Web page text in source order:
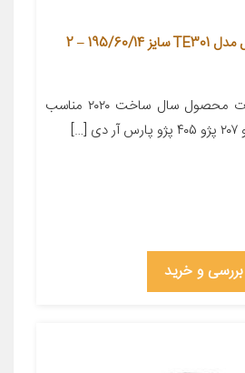
لاستیک خودرو تریانگل مدل TE301 سایز 195/60/14 – 2
معرفی محصول جزئیات محصول سال ساخت ۲۰۲۰ مناسب
بررسی و خرید